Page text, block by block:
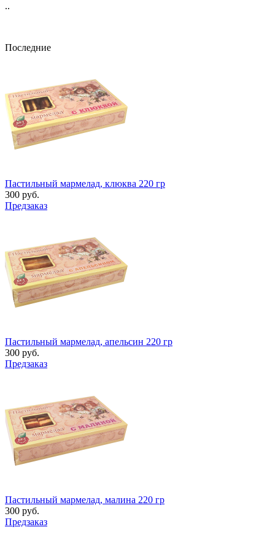
..
Последние
Пастильный мармелад, клюква 220 гр
300 руб.
Предзаказ
Пастильный мармелад, апельсин 220 гр
300 руб.
Предзаказ
Пастильный мармелад, малина 220 гр
300 руб.
Предзаказ